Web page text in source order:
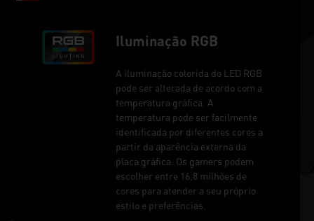
Iluminação RGB
A iluminação colorida do LED RGB
pode ser alterada de acordo com a
temperatura gráfica. A
temperatura pode ser facilmente
identificada por diferentes cores a
partir da aparência externa da
placa gráfica. Os gamers podem
escolher entre 16,8 milhões de
cores para atender a seu próprio
estilo e preferências.